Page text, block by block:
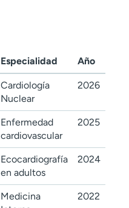
Especialidad Año
Cardiología
Nuclear
2026
Enfermedad
cardiovascular
2025
Ecocardiografía
en adultos
2024
Medicina
2022